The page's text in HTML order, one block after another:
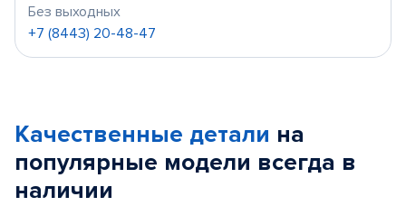
Без выходных
+7 (8443) 20-48-47
Качественные детали на
популярные модели всегда в
наличии